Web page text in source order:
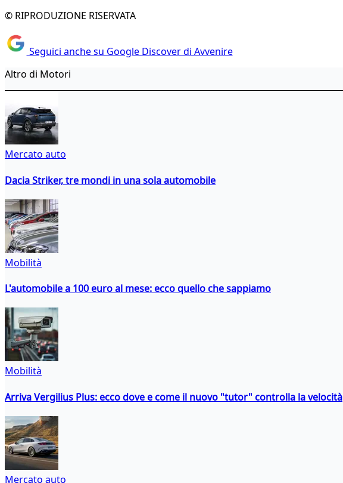
© RIPRODUZIONE RISERVATA
Seguici anche su Google Discover di Avvenire
Altro di Motori
Mercato auto
Dacia Striker, tre mondi in una sola automobile
Mobilità
L'automobile a 100 euro al mese: ecco quello che sappiamo
Mobilità
Arriva Vergilius Plus: ecco dove e come il nuovo "tutor" controlla la velocità
Mercato auto